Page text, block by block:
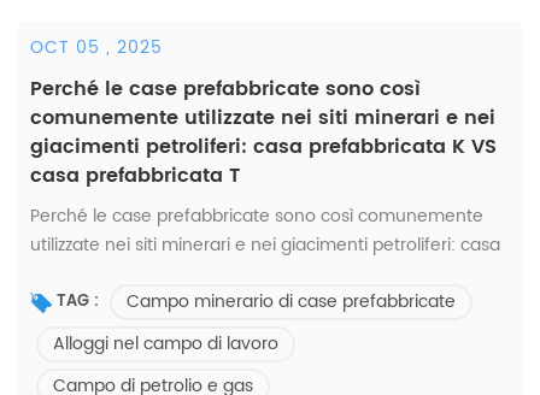
OCT 05 , 2025
Perché le case prefabbricate sono così
comunemente utilizzate nei siti minerari e nei
giacimenti petroliferi: casa prefabbricata K VS
casa prefabbricata T
Perché le case prefabbricate sono così comunemente
utilizzate nei siti minerari e nei giacimenti petroliferi: casa
minerari e i giacimenti petroli...
TAG :
Campo minerario di case prefabbricate
Alloggi nel campo di lavoro
Campo di petrolio e gas